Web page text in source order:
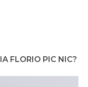
FLORIO PIC NIC?